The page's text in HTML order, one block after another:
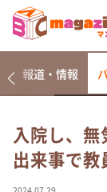
なるみ・
相席食堂
報道・情報
入院し、
出来事で